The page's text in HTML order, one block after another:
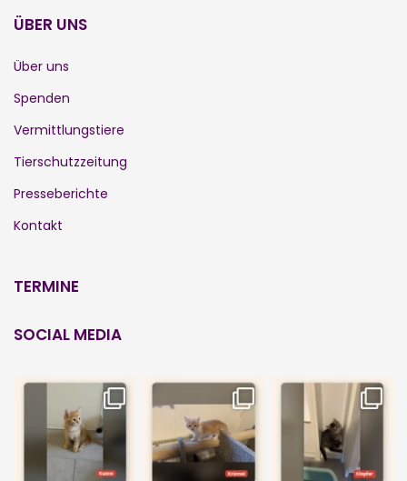
ÜBER UNS
Über uns
Spenden
Vermittlungstiere
Tierschutzzeitung
Presseberichte
Kontakt
TERMINE
SOCIAL MEDIA